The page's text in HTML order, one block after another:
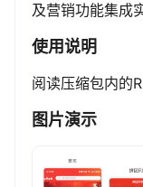
及营销功能集成
使用说明
阅读压缩包内的
图片演示